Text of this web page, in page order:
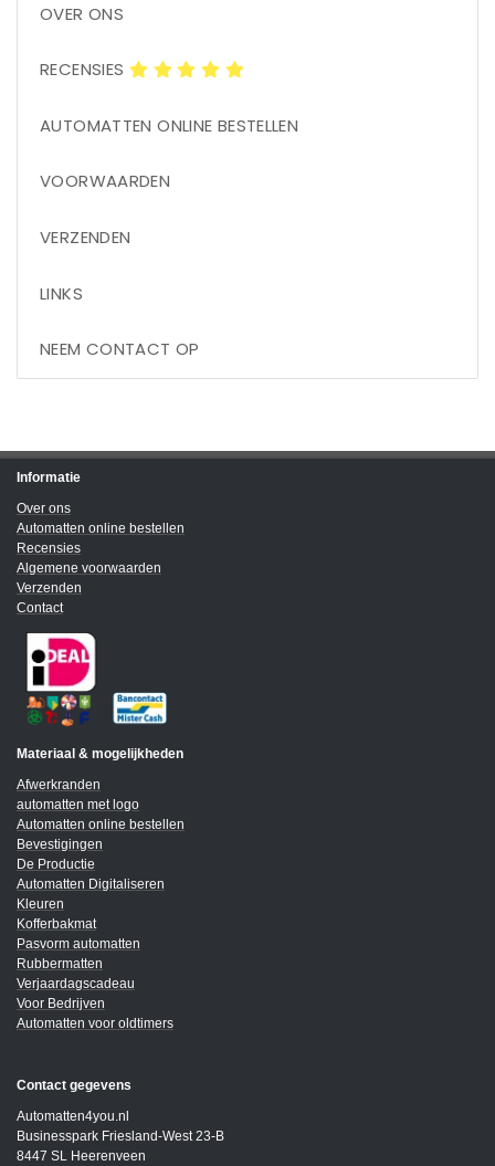
OVER ONS
RECENSIES
AUTOMATTEN ONLINE BESTELLEN
VOORWAARDEN
VERZENDEN
LINKS
NEEM CONTACT OP
Informatie
Over ons
Automatten online bestellen
Recensies
Algemene voorwaarden
Verzenden
Contact
Materiaal & mogelijkheden
Afwerkranden
automatten met logo
Automatten online bestellen
Bevestigingen
De Productie
Automatten Digitaliseren
Kleuren
Kofferbakmat
Pasvorm automatten
Rubbermatten
Verjaardagscadeau
Voor Bedrijven
Automatten voor oldtimers
Contact gegevens
Automatten4you.nl
Businesspark Friesland-West 23-B
8447 SL Heerenveen